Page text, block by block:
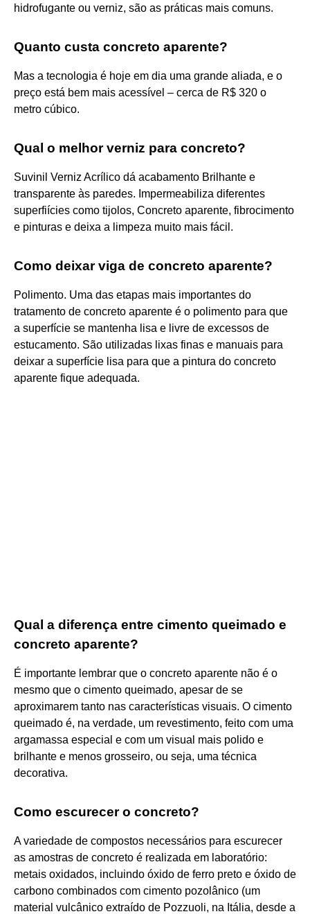
hidrofugante ou verniz, são as práticas mais comuns.
Quanto custa concreto aparente?
Mas a tecnologia é hoje em dia uma grande aliada, e o
preço está bem mais acessível – cerca de R$ 320 o
metro cúbico.
Qual o melhor verniz para concreto?
Suvinil Verniz Acrílico dá acabamento Brilhante e
transparente às paredes. Impermeabiliza diferentes
superfiícies como tijolos, Concreto aparente, fibrocimento
e pinturas e deixa a limpeza muito mais fácil.
Como deixar viga de concreto aparente?
Polimento. Uma das etapas mais importantes do
tratamento de concreto aparente é o polimento para que
a superfície se mantenha lisa e livre de excessos de
estucamento. São utilizadas lixas finas e manuais para
deixar a superfície lisa para que a pintura do concreto
aparente fique adequada.
Qual a diferença entre cimento queimado e
concreto aparente?
É importante lembrar que o concreto aparente não é o
mesmo que o cimento queimado, apesar de se
aproximarem tanto nas características visuais. O cimento
queimado é, na verdade, um revestimento, feito com uma
argamassa especial e com um visual mais polido e
brilhante e menos grosseiro, ou seja, uma técnica
decorativa.
Como escurecer o concreto?
A variedade de compostos necessários para escurecer
as amostras de concreto é realizada em laboratório:
metais oxidados, incluindo óxido de ferro preto e óxido de
carbono combinados com cimento pozolânico (um
material vulcânico extraído de Pozzuoli, na Itália, desde a